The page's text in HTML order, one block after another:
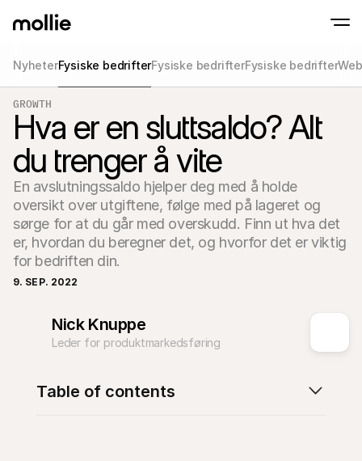
Tap to Pay på iPhone
Aksepter kontaktløse betalinger direkte på
Les mer
Nettbetalinger
Aksepter og
nettbetalinger
og enheter
Kasse
Tilby en
optimalisert for
Gjentakende
Samle inn
For byråer
Lær om vårt Agency Partner Program
NyheterFysiske bedrifterFysiske bedrifterFysiske bedrifter
GROWTH
Hva er en sluttsaldo? Alt
du trenger å vite
En avslutningssaldo hjelper deg med å holde
oversikt over utgiftene, følge med på lageret og
sørge for at du går med overskudd. Finn ut hva det
er, hvordan du beregner det, og hvorfor det er viktig
for bedriften din.
9. SEP. 2022
Nick Knuppe
Leder for produktmarkedsføring
Table of contents